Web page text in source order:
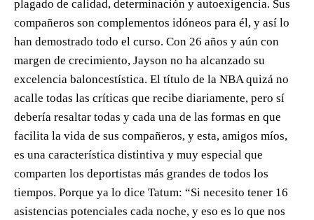
plagado de calidad, determinación y autoexigencia. Sus
compañeros son complementos idóneos para él, y así lo
han demostrado todo el curso. Con 26 años y aún con
margen de crecimiento, Jayson no ha alcanzado su
excelencia baloncestística. El título de la NBA quizá no
acalle todas las críticas que recibe diariamente, pero sí
debería resaltar todas y cada una de las formas en que
facilita la vida de sus compañeros, y esta, amigos míos,
es una característica distintiva y muy especial que
comparten los deportistas más grandes de todos los
tiempos. Porque ya lo dice Tatum: “Si necesito tener 16
asistencias potenciales cada noche, y eso es lo que nos